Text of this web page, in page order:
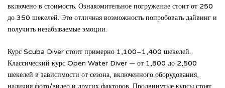
включено в стоимость. Ознакомительное погружение стоит от 250
до 350 шекелей. Это отличная возможность попробовать дайвинг и
получить незабываемые эмоции.
Курс Scuba Diver стоит примерно 1,100–1,400 шекелей.
Классический курс Open Water Diver — от 1,800 до 2,500
шекелей в зависимости от сезона, включенного оборудования,